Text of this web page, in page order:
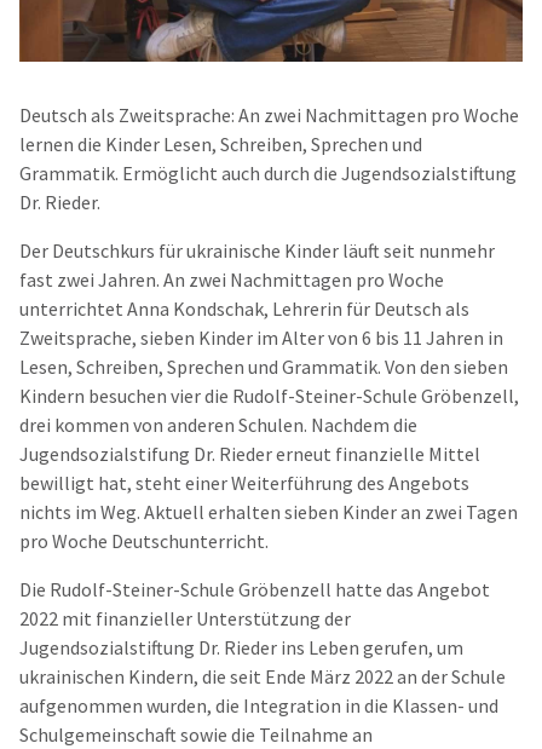
Deutsch als Zweitsprache: An zwei Nachmittagen pro Woche
lernen die Kinder Lesen, Schreiben, Sprechen und
Grammatik. Ermöglicht auch durch die Jugendsozialstiftung
Dr. Rieder.
Der Deutschkurs für ukrainische Kinder läuft seit nunmehr
fast zwei Jahren. An zwei Nachmittagen pro Woche
unterrichtet Anna Kondschak, Lehrerin für Deutsch als
Zweitsprache, sieben Kinder im Alter von 6 bis 11 Jahren in
Lesen, Schreiben, Sprechen und Grammatik. Von den sieben
Kindern besuchen vier die Rudolf-Steiner-Schule Gröbenzell,
drei kommen von anderen Schulen. Nachdem die
Jugendsozialstifung Dr. Rieder erneut finanzielle Mittel
bewilligt hat, steht einer Weiterführung des Angebots
nichts im Weg. Aktuell erhalten sieben Kinder an zwei Tagen
pro Woche Deutschunterricht.
Die Rudolf-Steiner-Schule Gröbenzell hatte das Angebot
2022 mit finanzieller Unterstützung der
Jugendsozialstiftung Dr. Rieder ins Leben gerufen, um
ukrainischen Kindern, die seit Ende März 2022 an der Schule
aufgenommen wurden, die Integration in die Klassen- und
Schulgemeinschaft sowie die Teilnahme an